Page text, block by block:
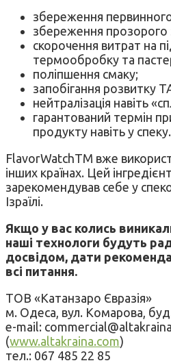
збереження
збереження прозорого
скорочення витрат на
термообробку та
поліпшення смаку;
запобігання розвитку
нейтралізація навіть
гарантований термін
продукту навіть у спеку.
FlavorWatchTM вже
інших країнах. Цей
зарекомендував себе у
Ізраїлі.
Якщо у вас колись
наші технологи будуть
досвідом, дати
всі питання.
ТОВ «Катанзаро Євразія»
м. Одеса, вул. Комарова,
e-mail:
(www.altakraina.com)
тел.: 067 485 22 85